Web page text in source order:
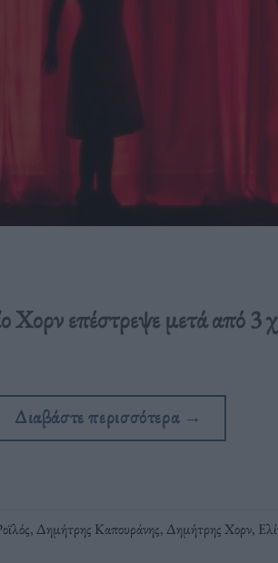
Χορν επέστρεψε μετά από 3
Διαβάστε περισσότερα →
, Δημήτρης Καπουράνης, Δημήτρης Χορν,